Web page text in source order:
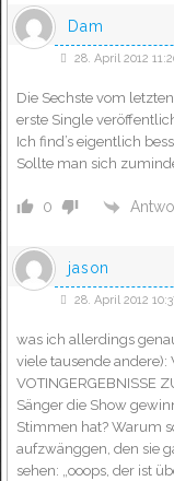
Dam
28. April 2012
Die Sechste vom
erste Single
Ich find’s eigentlich
Sollte man sich
0
jason
28. April 2012
was ich allerdings
viele tausende andere):
VOTINGERGEBNISSE
Sänger die Show
Stimmen hat? Warum
aufzwänggen, den sie
sehen: „ooops, der ist